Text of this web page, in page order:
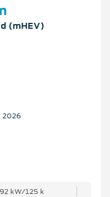
(mHEV)
2026
92 kW/125 k